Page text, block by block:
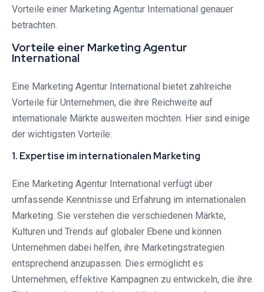
Vorteile einer Marketing Agentur International genauer
betrachten.
Vorteile einer Marketing Agentur
International
Eine Marketing Agentur International bietet zahlreiche
Vorteile für Unternehmen, die ihre Reichweite auf
internationale Märkte ausweiten möchten. Hier sind einige
der wichtigsten Vorteile:
1. Expertise im internationalen Marketing
Eine Marketing Agentur International verfügt über
umfassende Kenntnisse und Erfahrung im internationalen
Marketing. Sie verstehen die verschiedenen Märkte,
Kulturen und Trends auf globaler Ebene und können
Unternehmen dabei helfen, ihre Marketingstrategien
entsprechend anzupassen. Dies ermöglicht es
Unternehmen, effektive Kampagnen zu entwickeln, die ihre